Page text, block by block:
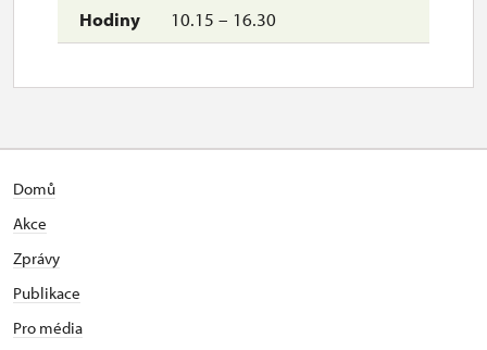
10.15 – 16.30
Domů
Akce
Zprávy
Publikace
Pro média